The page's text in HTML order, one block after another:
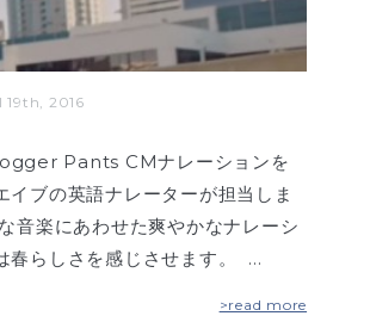
19th, 2016
Pants CMナレーションを
イブの英語ナレーターが担当しま
音楽にあわせた爽やかなナレーシ
春らしさを感じさせます。 …
>read more